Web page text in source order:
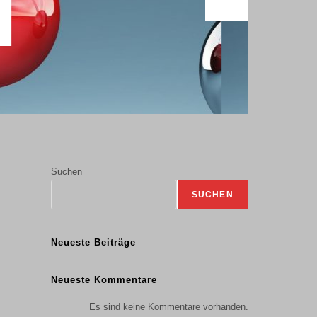
Suchen
SUCHEN
Neueste Beiträge
Neueste Kommentare
Es sind keine Kommentare vorhanden.